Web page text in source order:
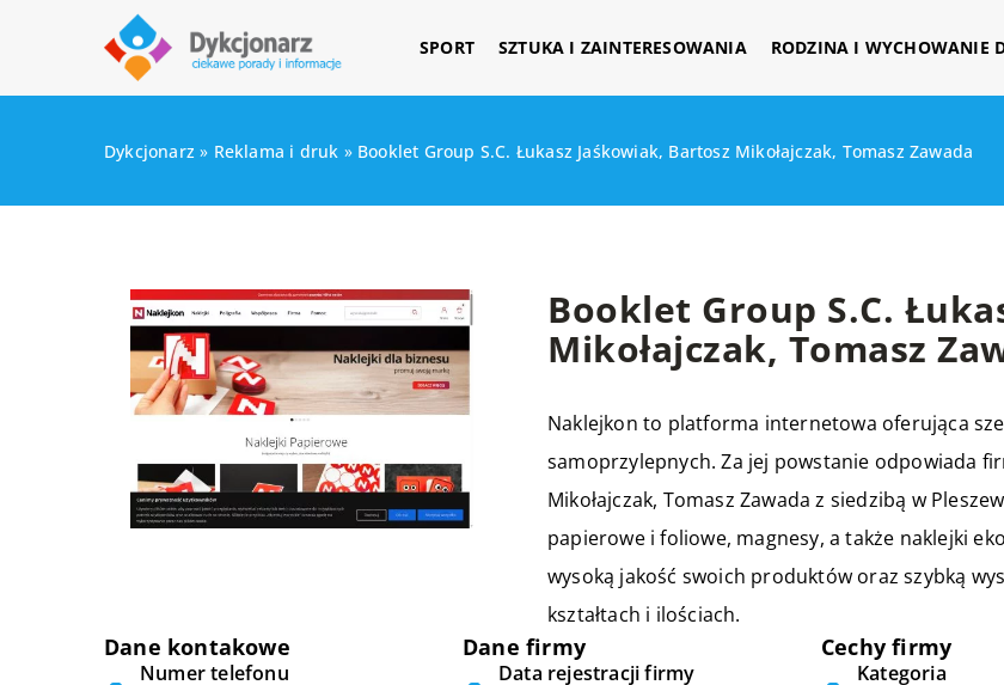
SPORT SZTUKA I ZAINTERESOWANIA RODZINA I WYCHOWANIE
Dykcjonarz » Reklama i druk » Booklet Group S.C. Łukasz Jaśkowiak, Bartosz Mikołajczak, Tomasz Zawada
Booklet Group S.C.
Mikołajczak, Tomasz
Naklejkon to platforma internetowa oferująca
samoprzylepnych. Za jej powstanie odpowiada
Mikołajczak, Tomasz Zawada z siedzibą w
papierowe i foliowe, magnesy, a także naklejki
wysoką jakość swoich produktów oraz szybką
kształtach i ilościach.
Dane kontakowe
Numer telefonu
Dane firmy
Data rejestracji firmy
Cechy firmy
Kategoria